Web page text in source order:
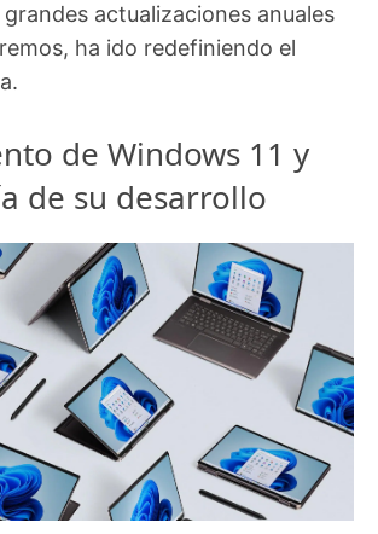
actualizaciones anuales
ha ido redefiniendo el
de Windows 11 y
de su desarrollo